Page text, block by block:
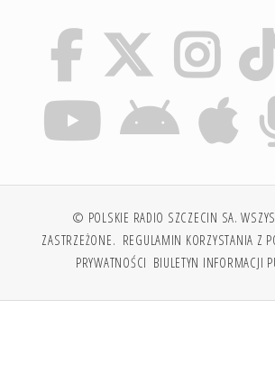
© POLSKIE RADIO SZCZECIN SA.
ZASTRZEŻONE. REGULAMIN KORZYSTANIA Z
PRYWATNOŚCI BIULETYN INFORMACJI